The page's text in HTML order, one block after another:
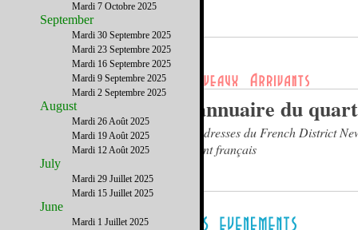
L’annuaire du
Les adresses du French District
parlent français
Mardi 7 Octobre 2025
September
Mardi 30 Septembre 2025
Mardi 23 Septembre 2025
Mardi 16 Septembre 2025
Mardi 9 Septembre 2025
Mardi 2 Septembre 2025
August
Mardi 26 Août 2025
Mardi 19 Août 2025
Mardi 12 Août 2025
July
Mardi 29 Juillet 2025
Mardi 15 Juillet 2025
June
Mardi 1 Juillet 2025